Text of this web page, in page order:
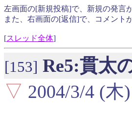
左画面の[新規投稿]で、新規の発言
また、右画面の[返信]で、コメント
[スレッド全体]
[153] Re5:貫太
▽ 2004/3/4 (木